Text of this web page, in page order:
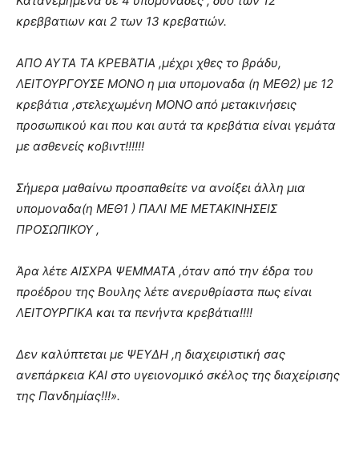
κρεββατιων και 2 των 13 κρεβατιών.
ΑΠΟ ΑΥΤΑ ΤΑ ΚΡΕΒΆΤΙΑ ,μέχρι χθες το βράδυ,
ΛΕΙΤΟΥΡΓΟΥΣΕ ΜΟΝΟ η μια υπομοναδα (η ΜΕΘ2) με 12
κρεβάτια ,στελεχωμένη ΜΟΝΟ από μετακινήσεις
προσωπικού και που και αυτά τα κρεβάτια είναι γεμάτα
με ασθενείς κοβιντ!!!!!!
Σήμερα μαθαίνω προσπαθείτε να ανοίξει άλλη μια
υπομοναδα(η ΜΕΘ1 ) ΠΑΛΙ ΜΕ ΜΕΤΑΚΙΝΗΣΕΙΣ
ΠΡΟΣΩΠΙΚΟΥ ,
Άρα λέτε ΑΙΣΧΡΑ ΨΕΜΜΑΤΑ ,όταν από την έδρα του
προέδρου της Βουλης λέτε ανερυθρίαστα πως είναι
ΛΕΙΤΟΥΡΓΙΚΑ και τα πενήντα κρεβάτια!!!!
Δεν καλύπτεται με ΨΕΥΔΗ ,η διαχειριστική σας
ανεπάρκεια ΚΑΙ στο υγειονομικό σκέλος της διαχείρισης
της Πανδημίας!!!».